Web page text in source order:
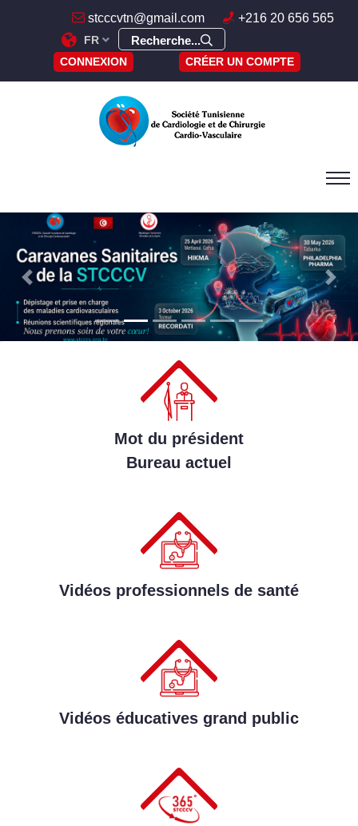
stcccvtn@gmail.com +216 20 656 565
FR Recherche...
CONNEXION CRÉER UN COMPTE
Previous Next
Mot du président
Bureau actuel
Vidéos professionnels de santé
Vidéos éducatives grand public